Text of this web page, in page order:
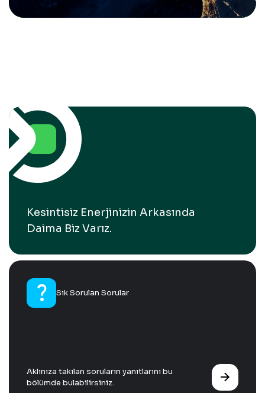
Kesintisiz Enerjinizin Arkasında
Daima Biz Varız.
question_mark Sık Sorulan Sorular
Aklınıza takılan soruların yanıtlarını bu
bölümde bulabilirsiniz.